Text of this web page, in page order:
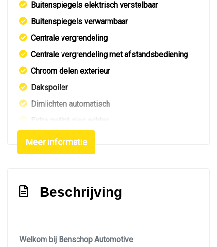
Buitenspiegels elektrisch verstelbaar
Buitenspiegels verwarmbaar
Centrale vergrendeling
Centrale vergrendeling met afstandsbediening
Chroom delen exterieur
Dakspoiler
Dimlichten automatisch
Extra getint glas achter
Getint glas
Led achterlichten
Led koplampen
Metaalkleur
Meer informatie
Beschrijving
Welkom bij Benschop Automotive